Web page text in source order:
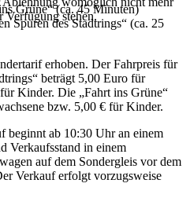
Grüne“ (ca. 45 Minuten)
Spuren des Stadtrings“ (ca. 25
erhoben. Der Fahrpreis für
beträgt 5,00 Euro für
Kinder. Die „Fahrt ins Grüne“
bzw. 5,00 € für Kinder.
beginnt ab 10:30 Uhr an einem
Verkaufsstand in einem
auf dem Sondergleis vor dem
Verkauf erfolgt vorzugsweise
Verfügung stehen.